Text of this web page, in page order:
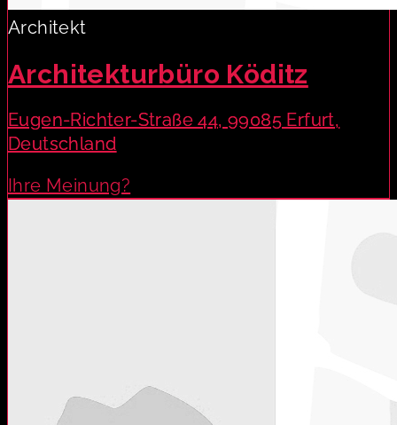
Architekt
Architekturbüro Köditz
Eugen-Richter-Straße 44, 99085 Erfurt,
Deutschland
Ihre Meinung?